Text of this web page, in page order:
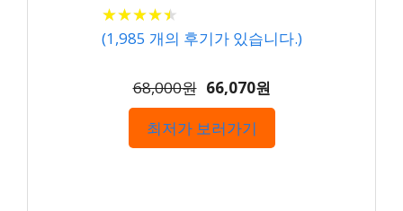
★★★★★
★★★★★
(1,985 개의 후기가 있습니다.)
68,000원 66,070원
최저가 보러가기